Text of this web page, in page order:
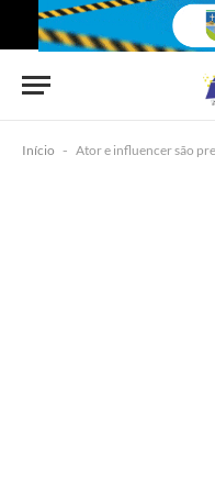
Início - Ator e influencer são presos